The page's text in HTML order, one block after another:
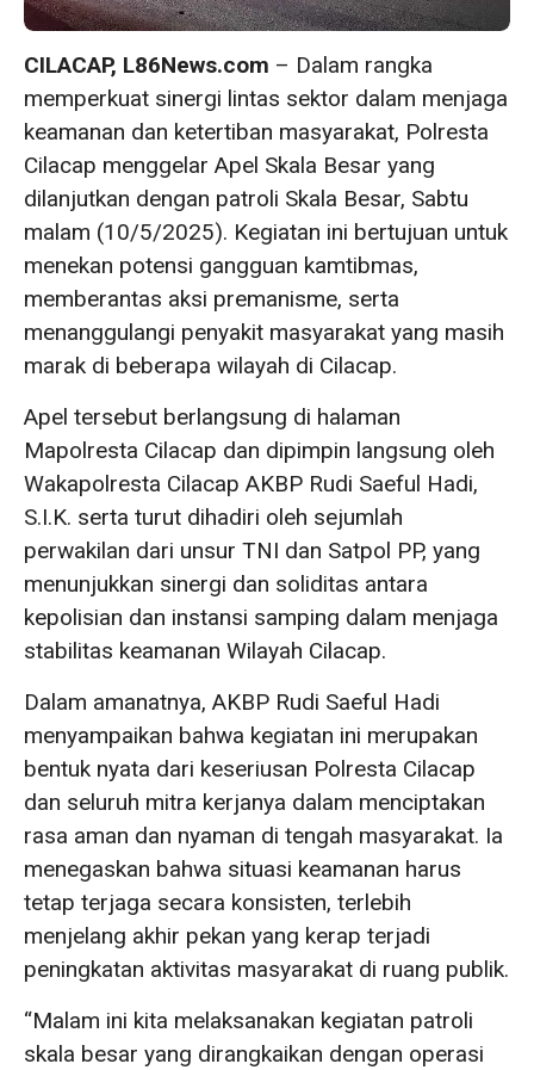
CILACAP, L86News.com – Dalam rangka
memperkuat sinergi lintas sektor dalam menjaga
keamanan dan ketertiban masyarakat, Polresta
Cilacap menggelar Apel Skala Besar yang
dilanjutkan dengan patroli Skala Besar, Sabtu
malam (10/5/2025). Kegiatan ini bertujuan untuk
menekan potensi gangguan kamtibmas,
memberantas aksi premanisme, serta
menanggulangi penyakit masyarakat yang masih
marak di beberapa wilayah di Cilacap.
Apel tersebut berlangsung di halaman
Mapolresta Cilacap dan dipimpin langsung oleh
Wakapolresta Cilacap AKBP Rudi Saeful Hadi,
S.I.K. serta turut dihadiri oleh sejumlah
perwakilan dari unsur TNI dan Satpol PP, yang
menunjukkan sinergi dan soliditas antara
kepolisian dan instansi samping dalam menjaga
stabilitas keamanan Wilayah Cilacap.
Dalam amanatnya, AKBP Rudi Saeful Hadi
menyampaikan bahwa kegiatan ini merupakan
bentuk nyata dari keseriusan Polresta Cilacap
dan seluruh mitra kerjanya dalam menciptakan
rasa aman dan nyaman di tengah masyarakat. Ia
menegaskan bahwa situasi keamanan harus
tetap terjaga secara konsisten, terlebih
menjelang akhir pekan yang kerap terjadi
peningkatan aktivitas masyarakat di ruang publik.
“Malam ini kita melaksanakan kegiatan patroli
skala besar yang dirangkaikan dengan operasi